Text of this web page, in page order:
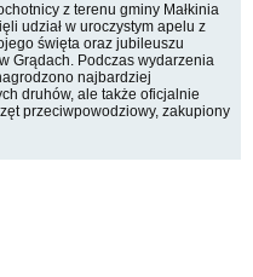
z terenu gminy Małkinia
udział w uroczystym apelu z
święta oraz jubileuszu
Grądach. Podczas wydarzenia
najbardziej
druhów, ale także oficjalnie
przeciwpowodziowy, zakupiony